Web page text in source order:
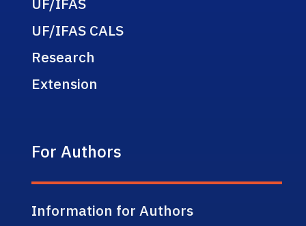
UF/IFAS CALS
Research
Extension
For Authors
Information for Authors